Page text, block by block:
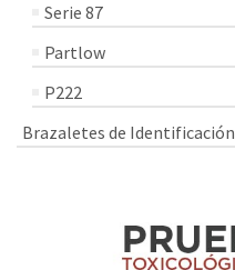
Serie 87
Partlow
P222
Brazaletes de Identificación